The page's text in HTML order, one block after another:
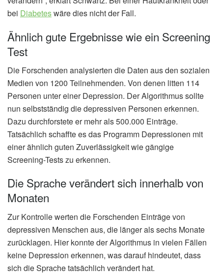
bei Diabeteswäre dies nicht der Fall.
Ähnlich gute Ergebnisse wie ein Screening
Test
Die Forschenden analysierten die Daten aus den sozialen
Medien von 1200 Teilnehmenden. Von denen litten 114
Personen unter einer Depression. Der Algorithmus sollte
nun selbstständig die depressiven Personen erkennen.
Dazu durchforstete er mehr als 500.000 Einträge.
Tatsächlich schaffte es das Programm Depressionen mit
einer ähnlich guten Zuverlässigkeit wie gängige
Screening-Tests zu erkennen.
Die Sprache verändert sich innerhalb von
Monaten
Zur Kontrolle werten die Forschenden Einträge von
depressiven Menschen aus, die länger als sechs Monate
zurücklagen. Hier konnte der Algorithmus in vielen Fällen
keine Depression erkennen, was darauf hindeutet, dass
sich die Sprache tatsächlich verändert hat.